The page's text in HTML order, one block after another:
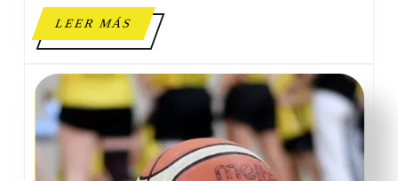
LEER MÁSLEER
MÁS